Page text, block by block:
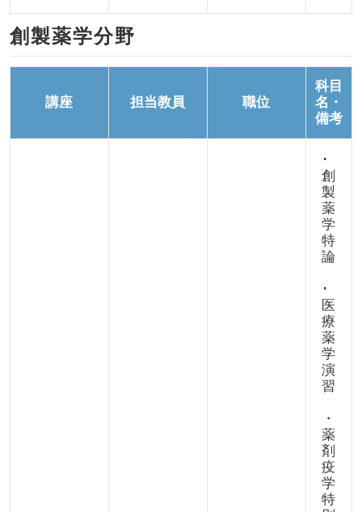
創製薬学分野
講座 担当教員 職位
科目
名・
備考
･
創
製
薬
学
特
論
･
医
療
薬
学
演
習
・
薬
剤
疫
学
特